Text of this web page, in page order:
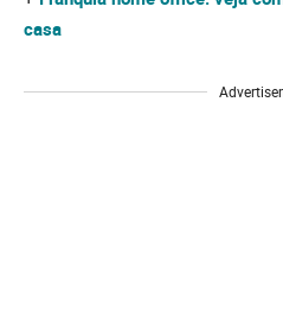
casa